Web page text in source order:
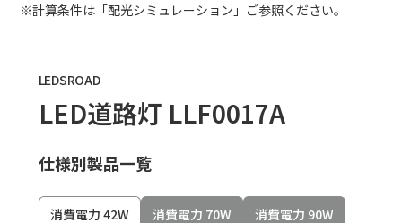
※計算条件は「配光シミュレーション」ご参照ください。
LEDSROAD
LED道路灯 LLF0017A
仕様別製品一覧
消費電力 42W 消費電力 70W 消費電力 90W